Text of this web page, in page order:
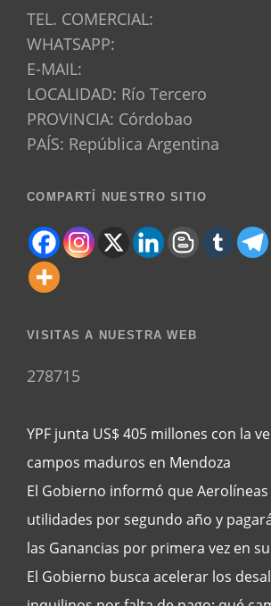
TEL. COMERCIAL:
WHATSAPP:
E-MAIL:
LOCALIDAD: Río Tercero
PROVINCIA: Córdobao
PAÍS: República Argentina
COMPARTÍ NUESTRO SITIO
VISITAS A NUESTRA WEB
278715
YPF junta US$ 405 millones con la
campos maduros en Mendoza
El Gobierno informó que
utilidades por segundo año y
las Ganancias por primera vez en
El Gobierno busca acelerar los